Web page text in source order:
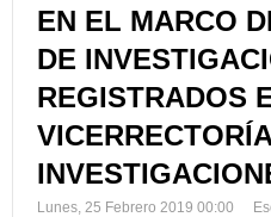
EN EL MARCO
DE
REGISTRADOS
Lunes, 25 Febrero 2019 00:00